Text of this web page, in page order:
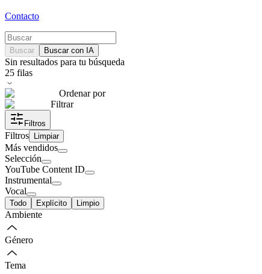
Contacto
Buscar Buscar con IA
Sin resultados para tu búsqueda
25 filas
Ordenar por
Filtrar
Filtros
Filtros Limpiar
Más vendidos
Selección
YouTube Content ID
Instrumental
Vocal
Todo Explícito Limpio
Ambiente
Género
Tema